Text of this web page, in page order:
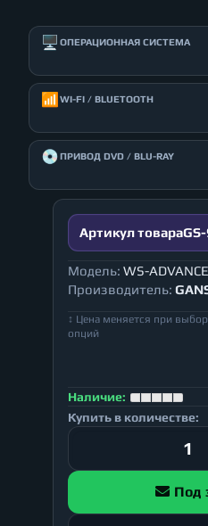
🖥️ ОПЕРАЦИОННАЯ СИСТЕМА
📶 WI-FI / BLUETOOTH
💿ПРИВОД DVD / BLU-RAY
Артикул товара
Модель: WS-
Производитель:
↕ Цена меняется при
опций
Наличие:
Купить в количестве:
Под